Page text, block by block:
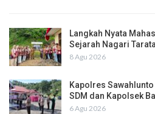
Langkah Nyata
Sejarah Nagari
8 Agu 2026
Kapolres
SDM dan Kapolsek
6 Agu 2026